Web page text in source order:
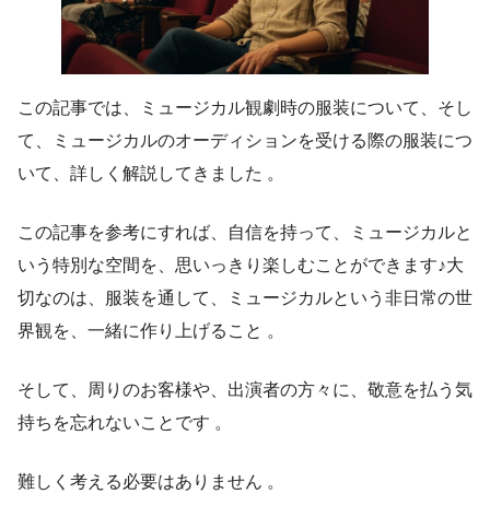
この記事では、ミュージカル観劇時の服装について、そし
て、ミュージカルのオーディションを受ける際の服装につ
いて、詳しく解説してきました 。
この記事を参考にすれば、自信を持って、ミュージカルと
いう特別な空間を、思いっきり楽しむことができます♪大
切なのは、服装を通して、ミュージカルという非日常の世
界観を、一緒に作り上げること 。
そして、周りのお客様や、出演者の方々に、敬意を払う気
持ちを忘れないことです 。
難しく考える必要はありません 。